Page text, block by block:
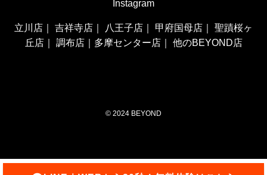
Instagram
立川店 ｜ 吉祥寺店 ｜ 八王子店 ｜ 甲府国母店 ｜ 聖蹟桜ヶ
丘店｜ 調布店｜ 多摩センター店｜ 他のBEYOND店
© 2024 BEYOND